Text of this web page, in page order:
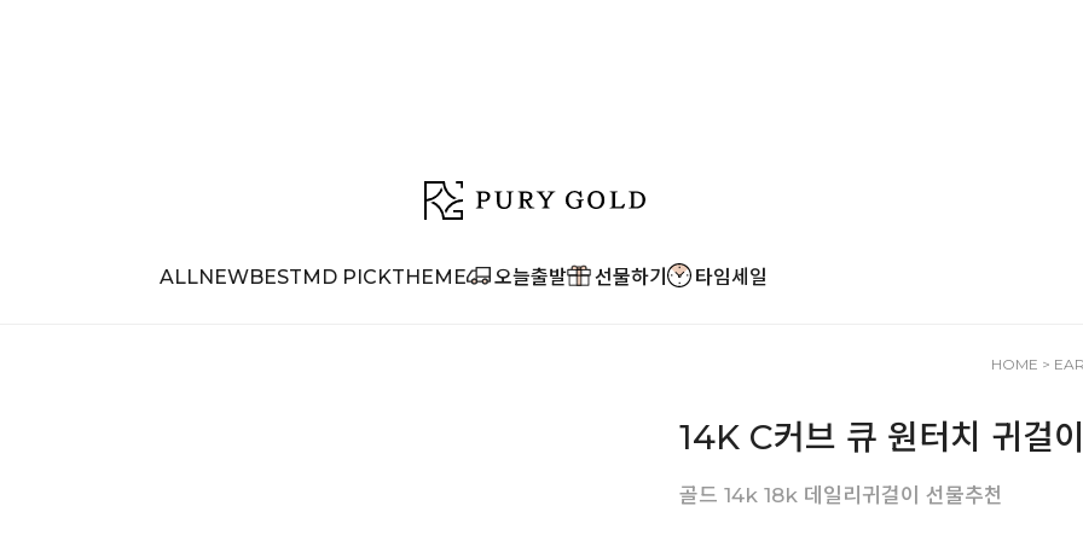
ALLNEWBESTMD PICKTHEME 오늘출발 선물하기 타임세일
HOME >
14K C커브 큐 원터치 귀걸
골드 14k 18k 데일리귀걸이 선물추천